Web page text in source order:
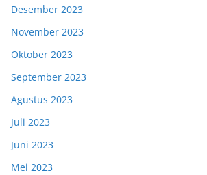
Desember 2023
November 2023
Oktober 2023
September 2023
Agustus 2023
Juli 2023
Juni 2023
Mei 2023